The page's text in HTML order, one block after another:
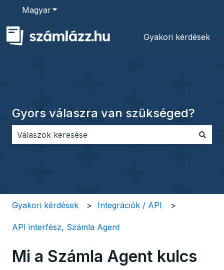
MagyarAlmenü megjelenítése fordításokhoz
Gyakori kérdések
Gyors válaszra van szükséged?
Gyakori kérdések Integrációk / API
API interfész, Számla Agent
Mi a Számla Agent kulcs